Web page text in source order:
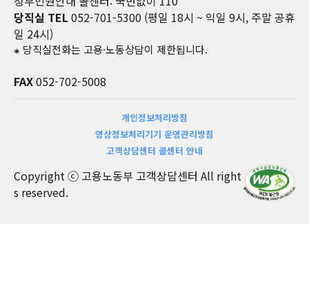
당직실 TEL 052-701-5300 (평일 18시 ~ 익일 9시, 주말 공휴
일 24시)
⁕ 당직실전화는 고용·노동상담이 제한됩니다.
FAX052-702-5008
개인정보처리방침
영상정보처리기기 운영관리방침
고객상담센터 콜센터 안내
Copyright ⓒ 고용노동부 고객상담센터 All right
s reserved.